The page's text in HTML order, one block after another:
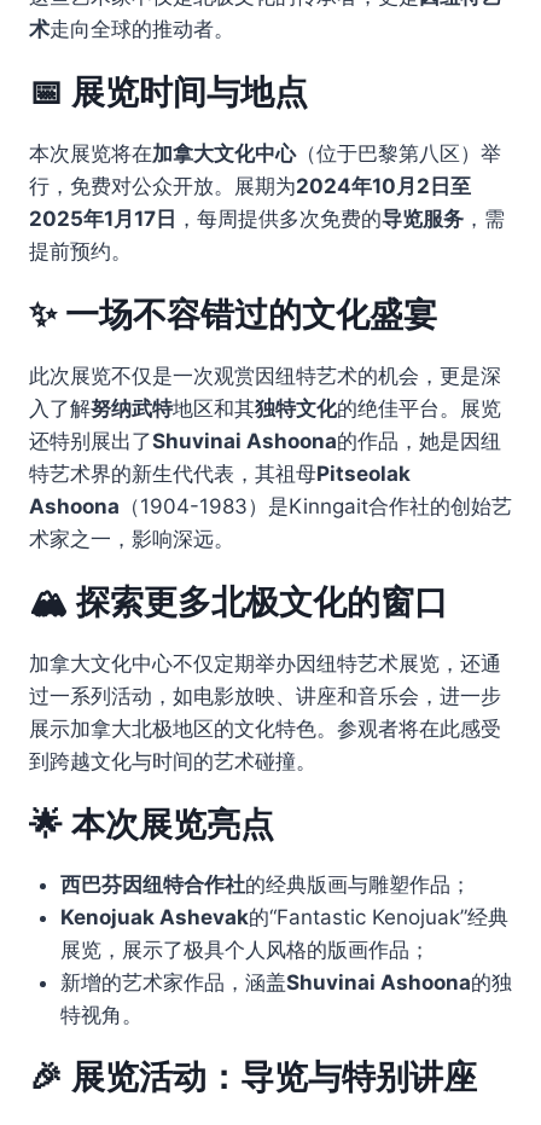
术走向全球的推动者。
📅 展览时间与地点
本次展览将在加拿大文化中心（位于巴黎第八区）举
行，免费对公众开放。展期为2024年10月2日至
2025年1月17日 ，每周提供多次免费的导览服务 ，需
提前预约。
✨ 一场不容错过的文化盛宴
此次展览不仅是一次观赏因纽特艺术的机会，更是深
入了解努纳武特地区和其独特文化的绝佳平台。展览
还特别展出了Shuvinai Ashoona的作品，她是因纽
特艺术界的新生代代表，其祖母Pitseolak
Ashoona （1904-1983）是Kinngait合作社的创始艺
术家之一，影响深远。
🏔️ 探索更多北极文化的窗口
加拿大文化中心不仅定期举办因纽特艺术展览，还通
过一系列活动，如电影放映、讲座和音乐会，进一步
展示加拿大北极地区的文化特色。参观者将在此感受
到跨越文化与时间的艺术碰撞。
🌟 本次展览亮点
西巴芬因纽特合作社的经典版画与雕塑作品；
Kenojuak Ashevak的“Fantastic Kenojuak”经典
展览，展示了极具个人风格的版画作品；
新增的艺术家作品，涵盖Shuvinai Ashoona的独
特视角。
🎉 展览活动：导览与特别讲座